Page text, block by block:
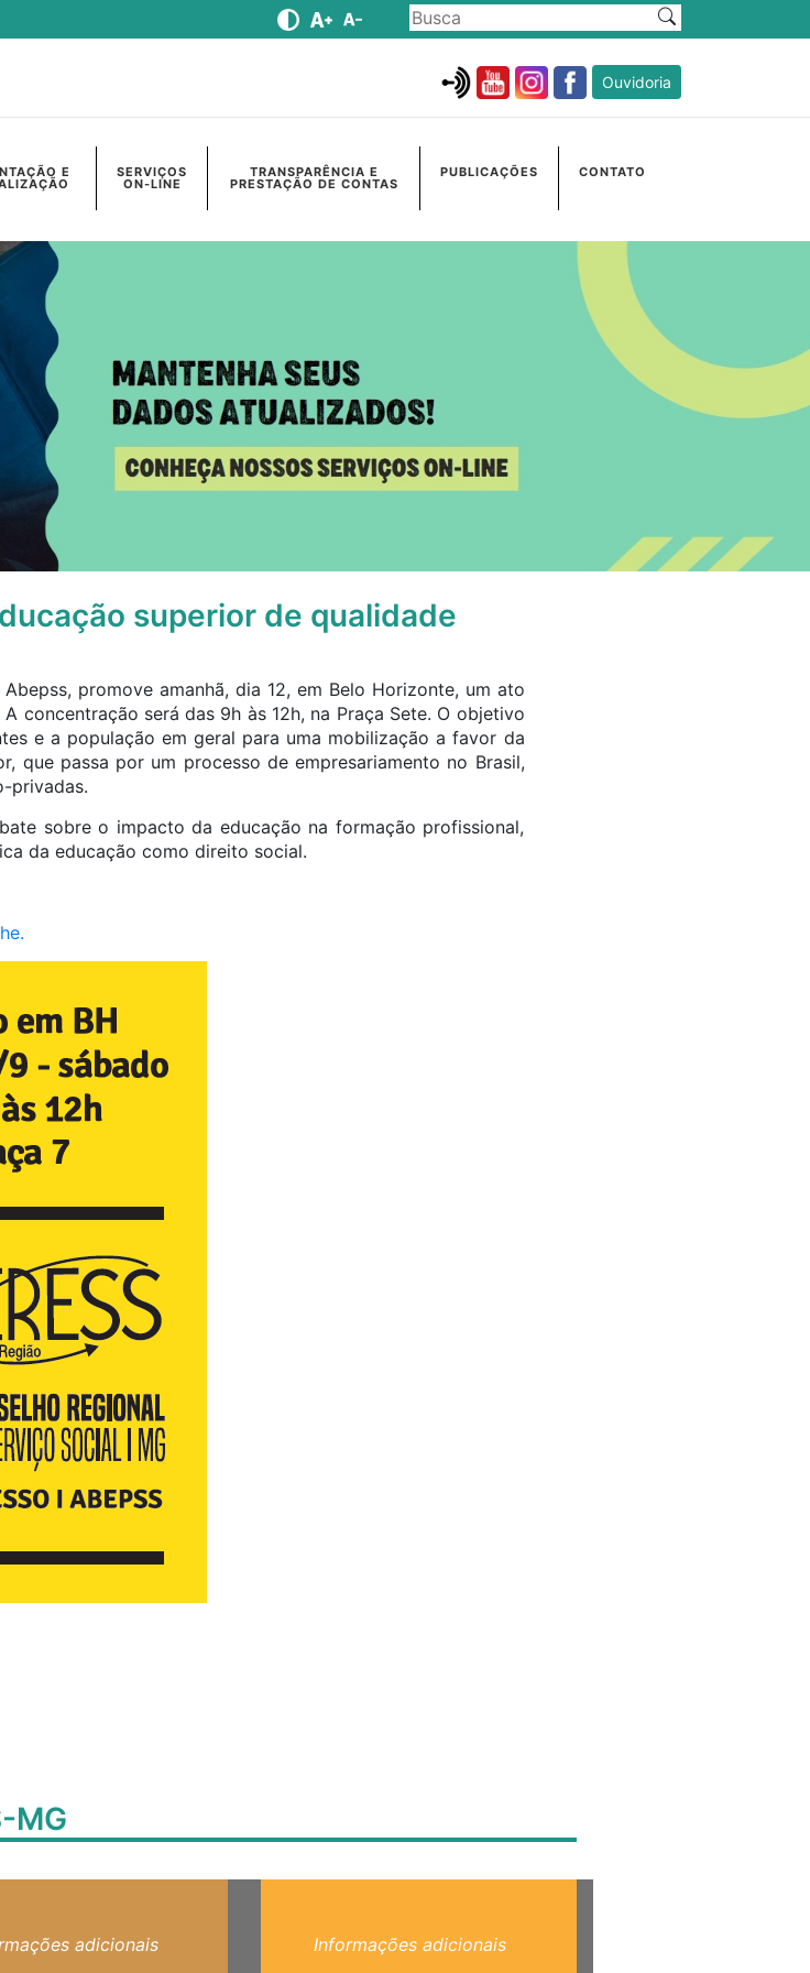
Ouvidoria
E SERVIÇOS
ON-LINE
TRANSPARÊNCIA E
PRESTAÇÃO DE CONTAS
PUBLICAÇÕES CONTATO
superior de qualidade
promove amanhã, dia 12, em Belo Horizonte, um ato
concentração será das 9h às 12h, na Praça Sete. O objetivo
e a população em geral para uma mobilização a favor da
que passa por um processo de empresariamento no Brasil,
privadas.
sobre o impacto da educação na formação profissional,
da educação como direito social.
MG
adicionais Informações adicionais